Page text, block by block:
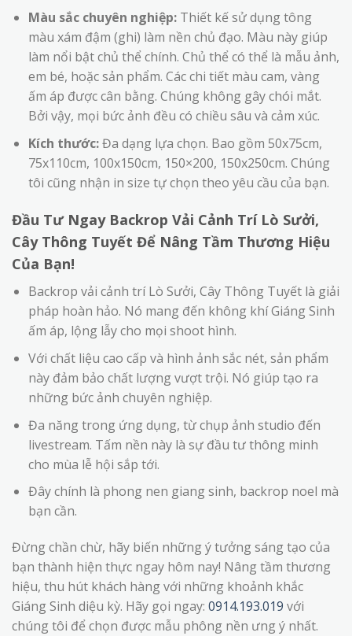
Màu sắc chuyên nghiệp:Thiết kế sử dụng tông
màu xám đậm (ghi) làm nền chủ đạo. Màu này giúp
làm nổi bật chủ thể chính. Chủ thể có thể là mẫu ảnh,
em bé, hoặc sản phẩm. Các chi tiết màu cam, vàng
ấm áp được cân bằng. Chúng không gây chói mắt.
Bởi vậy, mọi bức ảnh đều có chiều sâu và cảm xúc.
Kích thước:Đa dạng lựa chọn. Bao gồm 50x75cm,
75x110cm, 100x150cm, 150×200, 150x250cm. Chúng
tôi cũng nhận in size tự chọn theo yêu cầu của bạn.
Đầu Tư Ngay Backrop Vải Cảnh Trí Lò Sưởi,
Cây Thông Tuyết Để Nâng Tầm Thương Hiệu
Của Bạn!
Backrop vải cảnh trí Lò Sưởi, Cây Thông Tuyết là giải
pháp hoàn hảo. Nó mang đến không khí Giáng Sinh
ấm áp, lộng lẫy cho mọi shoot hình.
Với chất liệu cao cấp và hình ảnh sắc nét, sản phẩm
này đảm bảo chất lượng vượt trội. Nó giúp tạo ra
những bức ảnh chuyên nghiệp.
Đa năng trong ứng dụng, từ chụp ảnh studio đến
livestream. Tấm nền này là sự đầu tư thông minh
cho mùa lễ hội sắp tới.
Đây chính là phong nen giang sinh, backrop noel mà
bạn cần.
Đừng chần chừ, hãy biến những ý tưởng sáng tạo của
bạn thành hiện thực ngay hôm nay! Nâng tầm thương
hiệu, thu hút khách hàng với những khoảnh khắc
Giáng Sinh diệu kỳ. Hãy gọi ngay: 0914.193.019 với
chúng tôi để chọn được mẫu phông nền ưng ý nhất.